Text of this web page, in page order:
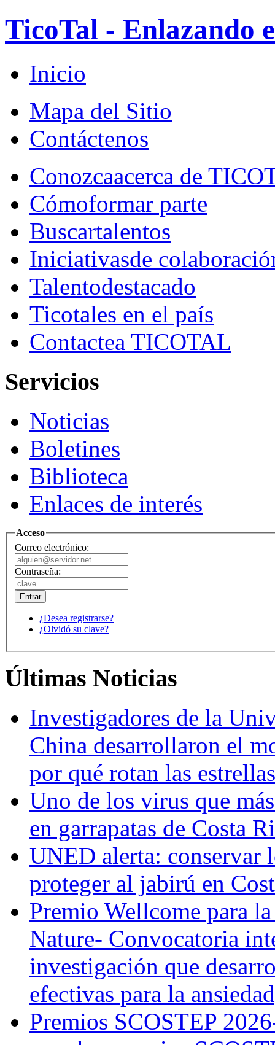
TicoTal - Enlazando
Inicio
Mapa del Sitio
Contáctenos
Conozcaacerca de
Cómoformar parte
Buscartalentos
Iniciativasde
Talentodestacado
Ticotales en el país
Contactea TICOTAL
Servicios
Noticias
Boletines
Biblioteca
Enlaces de interés
Acceso
Correo electrónico:
Contraseña:
¿Desea registrarse?
¿Olvidó su clave?
Últimas Noticias
Investigadores de la
China desarrollaron el
por qué rotan las
Uno de los virus que
en garrapatas de Costa
UNED alerta: conservar
proteger al jabirú en
Premio Wellcome para
Nature- Convocatoria
investigación que
efectivas para la
Premios SCOSTEP